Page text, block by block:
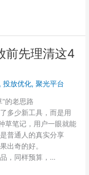
前先理清这4
,投放优化,聚光平台
的老思路
多少新工具，而是用
草笔记，用户一眼就能
普通人的真实分享
奇的好。
，同样预算，…